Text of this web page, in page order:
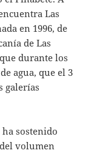
Las
en 1996, de
de Las
durante los
agua, que el 3
galerías
ha sostenido
volumen